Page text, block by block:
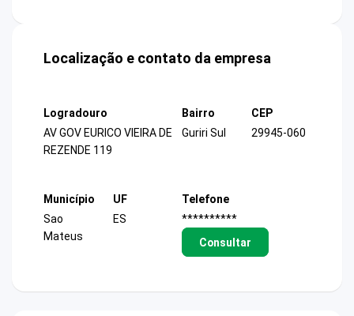
Localização e contato da empresa
Logradouro
AV GOV EURICO VIEIRA DE
REZENDE 119
Bairro
Guriri Sul
CEP
29945-060
Município
Sao
Mateus
UF
ES
Telefone
**********
Consultar